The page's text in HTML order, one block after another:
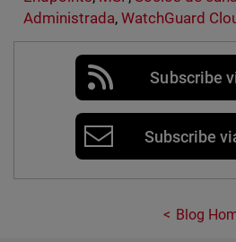
Administrada, WatchGuard
Subscribe
Subscribe
Blog